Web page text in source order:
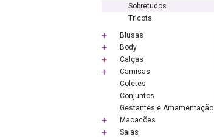
Sobretudos
Tricots
Blusas
Body
Calças
Camisas
Coletes
Conjuntos
Gestantes e Amamentação
Macacões
Saias